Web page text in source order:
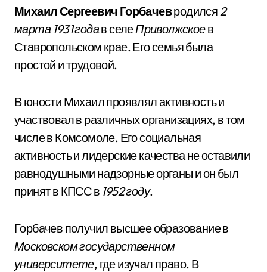
Михаил Сергеевич Горбачевродился2
марта 1931 годав селеПриволжскоев
Ставропольском крае. Его семья была
простой и трудовой.
В юности Михаил проявлял активность и
участвовал в различных организациях, в том
числе в Комсомоле. Его социальная
активность и лидерские качества не оставили
равнодушными надзорные органы и он был
принят в КПСС в 1952 году.
Горбачев получил высшее образование в
Московском государственном
университете, где изучал право. В